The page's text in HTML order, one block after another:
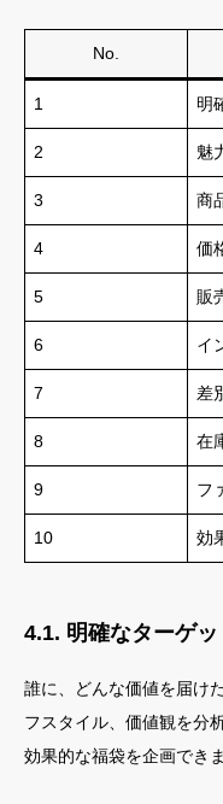
No.
1 明
2 魅
3 商
4 価
5 販
6 イ
7 差
8 在
9 フ
10 効
4.1. 明確なターゲッ
誰に、どんな価値を届け
フスタイル、価値観を分
効果的な福袋を企画できま